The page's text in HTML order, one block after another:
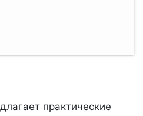
практические